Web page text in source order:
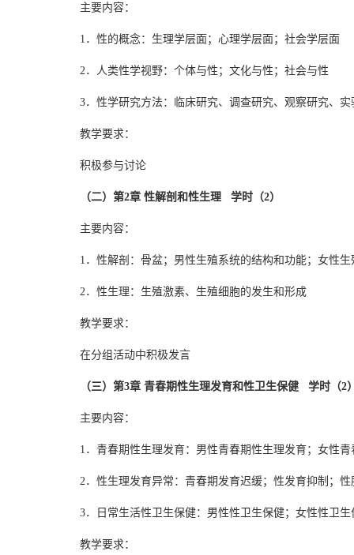
主要内容：
1．性的概念：生理学层面；心理学层面；社会学层面
2．人类性学视野：个体与性；文化与性；社会与性
3．性学研究方法：临床研究、调查研究、观察研究、实
教学要求：
积极参与讨论
（二）第2章 性解剖和性生理 学时（2）
主要内容：
1．性解剖：骨盆；男性生殖系统的结构和功能；女性
2．性生理：生殖激素、生殖细胞的发生和形成
教学要求：
在分组活动中积极发言
（三）第3章 青春期性生理发育和性卫生保健 学时（2
主要内容：
1．青春期性生理发育：男性青春期性生理发育；女性
2．性生理发育异常：青春期发育迟缓；性发育抑制；
3．日常生活性卫生保健：男性性卫生保健；女性性卫生
教学要求：